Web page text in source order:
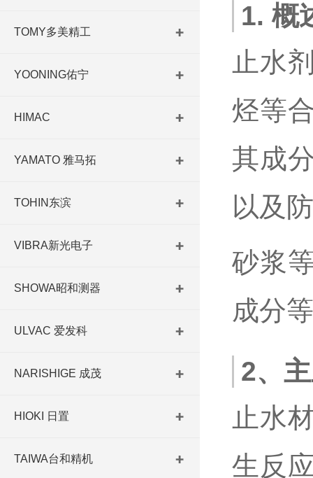
1. 概
止水
烃等
其成
以及
砂浆
成分
2、
止水
生反
TOMY多美精工
YOONING佑宁
HIMAC
YAMATO 雅马拓
TOHIN东滨
VIBRA新光电子
SHOWA昭和测器
ULVAC 爱发科
NARISHIGE 成茂
HIOKI 日置
TAIWA台和精机